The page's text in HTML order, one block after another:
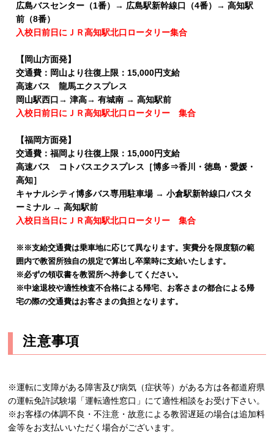
広島バスセンター（1番）→ 広島駅新幹線口（4番）→ 高知駅
前（8番）
入校日前日にＪＲ高知駅北口ロータリー集合
【岡山方面発】
交通費：岡山より往復上限：15,000円支給
高速バス 龍馬エクスプレス
岡山駅西口→ 津高→ 有城南 → 高知駅前
入校日前日にＪＲ高知駅北口ロータリー 集合
【福岡方面発】
交通費：福岡より往復上限：15,000円支給
高速バス コトバスエクスプレス［博多⇒香川・徳島・愛媛・
高知］
キャナルシティ博多バス専用駐車場 → 小倉駅新幹線口バスタ
ーミナル → 高知駅前
入校日当日にＪＲ高知駅北口ロータリー 集合
※※支給交通費は乗車地に応じて異なります。実費分を限度額の範
囲内で教習所独自の規定で算出し卒業時に支給いたします。
※必ずの領収書を教習所へ持参してください。
※中途退校や適性検査不合格による帰宅、お客さまの都合による帰
宅の際の交通費はお客さまの負担となります。
注意事項
※運転に支障がある障害及び病気（症状等）がある方は各都道府県
の運転免許試験場「運転適性窓口」にて適性相談をお受け下さい。
※お客様の体調不良・不注意・故意による教習遅延の場合は追加料
金等をお支払いいただく場合がございます。